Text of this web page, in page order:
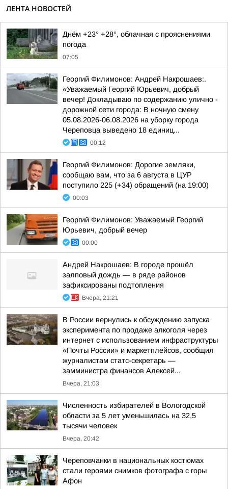
ЛЕНТА НОВОСТЕЙ
Днём +23° +28°, облачная с прояснениями
погода
07:05
Георгий Филимонов: Андрей Накрошаев:.
«Уважаемый Георгий Юрьевич, добрый
вечер! Докладываю по содержанию улично -
дорожной сети города: В ночную смену
05.08.2026-06.08.2026 на уборку города
Череповца выведено 18 единиц...
00:12
Георгий Филимонов: Дорогие земляки,
сообщаю вам, что за 6 августа в ЦУР
поступило 225 (+34) обращений (на 19:00)
00:03
Георгий Филимонов: Уважаемый Георгий
Юрьевич, добрый вечер
00:00
Андрей Накрошаев: В городе прошёл
залповый дождь — в ряде районов
зафиксированы подтопления
Вчера, 21:21
В России вернулись к обсуждению запуска
эксперимента по продаже алкоголя через
интернет с использованием инфраструктуры
«Почты России» и маркетплейсов, сообщил
журналистам статс-секретарь —
замминистра финансов Алексей...
Вчера, 21:03
Численность избирателей в Вологодской
области за 5 лет уменьшилась на 32,5
тысячи человек
Вчера, 20:42
Череповчанки в национальных костюмах
стали героями снимков фотографа с горы
Афон